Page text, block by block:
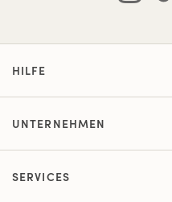
HILFE
UNTERNEHMEN
SERVICES